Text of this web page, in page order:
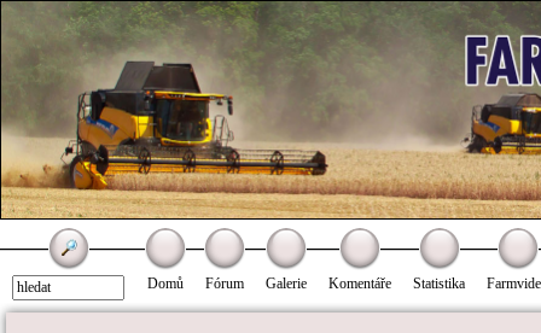
Domů Fórum Galerie Komentáře Statistika